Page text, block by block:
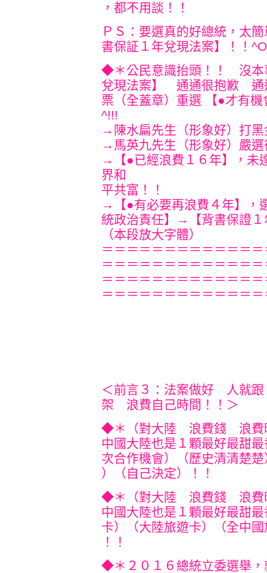
，都不用談！！
ＰＳ：要選真的好總統，太
書保証１年兌現法案】！！
◆＊公民意識抬頭！！ 沒
兌現法案】 通通很抱歉 通
票（全蓋章）重選 【●才有
^!!!
→陳水扁先生（形象好
→馬英九先生（形象好）
→【●已經浪費１６年】，未
界和
平共富！！
→【●有必要再浪費４年】
統政治責任】→【背書保證１
（本段放大字體）
＝＝＝＝＝＝＝＝＝＝＝＝
＝＝＝＝＝＝＝＝＝＝＝＝
＝＝＝＝＝＝＝＝＝＝＝＝
＝＝＝＝＝＝＝＝＝＝＝＝
＜前言３：法案做好 人就
架 浪費自己時間！！＞
◆＊（對大陸 浪費錢 浪費
中國大陸也是１顆最好最甜
次合作機會）（歷史清清楚
）（自己決定）！！
◆＊（對大陸 浪費錢 浪費
中國大陸也是１顆最好最甜
卡）（大陸旅遊卡）（全中
！！
◆＊２０１６總統立委選舉